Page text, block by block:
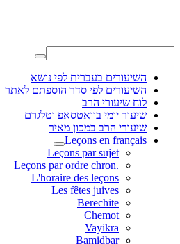
השיעורים בעברית לפי נושא
השיעורים לפי סדר הוספתם לאתר
לוח שיעורי הרב
שיעור יומי בוואטסאפ וטלגרם
שיעורי הרב במכון מאיר
Leçons en français
Leçons par sujet
.Leçons par ordre chron
L'horaire des leçons
Les fêtes juives
Berechite
Chemot
Vayikra
Bamidbar